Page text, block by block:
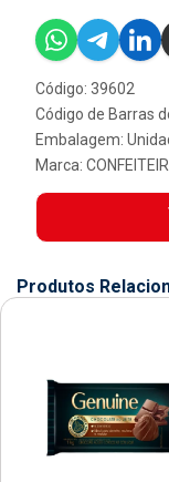
Código: 39602
Código de Barras
Embalagem:
Marca:
Produtos